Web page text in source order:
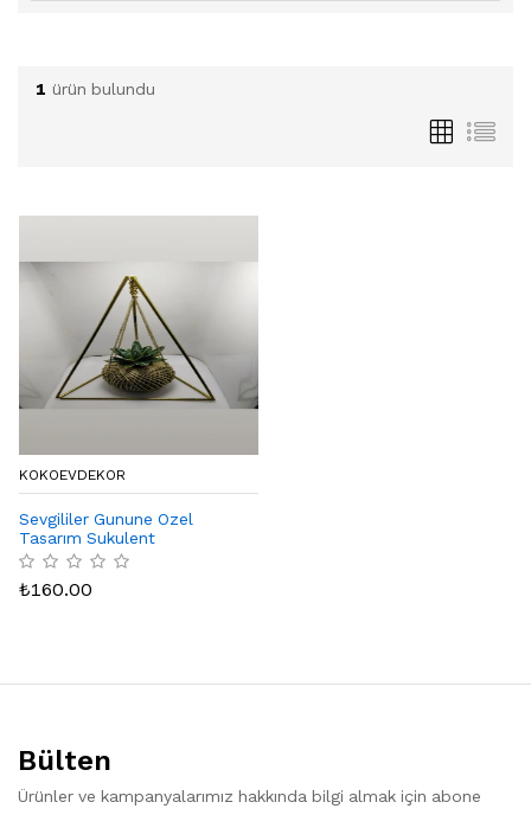
1 ürün bulundu
KOKOEVDEKOR
Sevgililer Gunune Ozel
Tasarım Sukulent
₺160.00
Bülten
Ürünler ve kampanyalarımız hakkında bilgi almak için abone